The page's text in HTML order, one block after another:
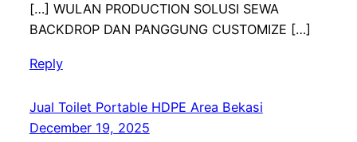
[…] WULAN PRODUCTION SOLUSI SEWA
BACKDROP DAN PANGGUNG CUSTOMIZE […]
Reply
Jual Toilet Portable HDPE Area Bekasi
December 19, 2025